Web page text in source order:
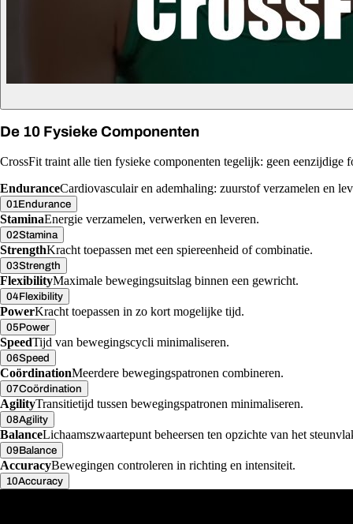
De 10 Fysieke Componenten
CrossFit traint alle tien fysieke componenten tegelijk: geen eenzijdige
EnduranceCardiovasculair en ademhaling: zuurstof verzamelen en
01Endurance
StaminaEnergie verzamelen, verwerken en leveren.
02Stamina
StrengthKracht toepassen met een spiereenheid of combinatie.
03Strength
FlexibilityMaximale bewegingsuitslag binnen een gewricht.
04Flexibility
PowerKracht toepassen in zo kort mogelijke tijd.
05Power
SpeedTijd van bewegingscycli minimaliseren.
06Speed
CoördinationMeerdere bewegingspatronen combineren.
07Coördination
AgilityTransitietijd tussen bewegingspatronen minimaliseren.
08Agility
BalanceLichaamszwaartepunt beheersen ten opzichte van het
09Balance
AccuracyBewegingen controleren in richting en intensiteit.
10Accuracy